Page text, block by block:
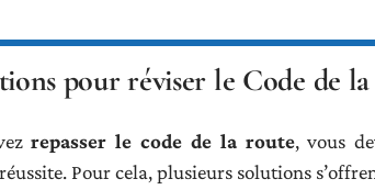
pour réviser le Code de
repasser le code de la route, vous
Pour cela, plusieurs solutions